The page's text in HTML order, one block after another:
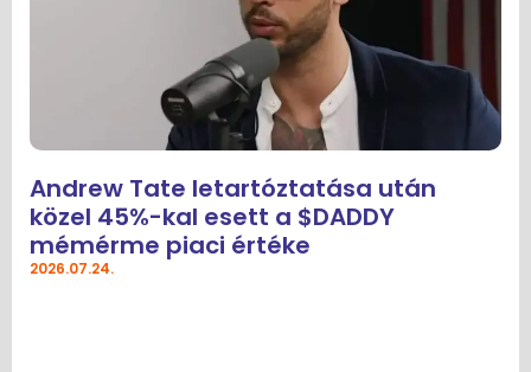
Andrew Tate letartóztatása után
közel 45%-kal esett a $DADDY
mémérme piaci értéke
2026.07.24.